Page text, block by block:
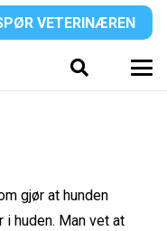
VETERINÆREN
gjør at hunden
huden. Man vet at